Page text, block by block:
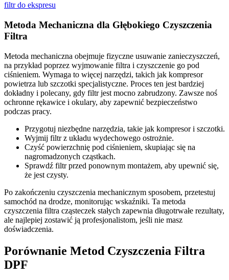
filtr do ekspresu
Metoda Mechaniczna dla Głębokiego Czyszczenia
Filtra
Metoda mechaniczna obejmuje fizyczne usuwanie zanieczyszczeń,
na przykład poprzez wyjmowanie filtra i czyszczenie go pod
ciśnieniem. Wymaga to więcej narzędzi, takich jak kompresor
powietrza lub szczotki specjalistyczne. Proces ten jest bardziej
dokładny i polecany, gdy filtr jest mocno zabrudzony. Zawsze noś
ochronne rękawice i okulary, aby zapewnić bezpieczeństwo
podczas pracy.
Przygotuj niezbędne narzędzia, takie jak kompresor i szczotki.
Wyjmij filtr z układu wydechowego ostrożnie.
Czyść powierzchnię pod ciśnieniem, skupiając się na
nagromadzonych cząstkach.
Sprawdź filtr przed ponownym montażem, aby upewnić się,
że jest czysty.
Po zakończeniu czyszczenia mechanicznym sposobem, przetestuj
samochód na drodze, monitorując wskaźniki. Ta metoda
czyszczenia filtra cząsteczek stałych zapewnia długotrwałe rezultaty,
ale najlepiej zostawić ją profesjonalistom, jeśli nie masz
doświadczenia.
Porównanie Metod Czyszczenia Filtra
DPF